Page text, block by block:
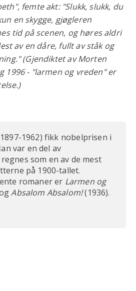
femte akt: "Slukk, slukk, du
en skygge, gjøgleren
tid på scenen, og høres aldri
av en dåre, fullt av ståk og
(Gjendiktet av Morten
1996 - "larmen og vreden" er
1962) fikk nobelprisen i
var en del av
som en av de mest
på 1900-tallet.
romaner er Larmen og
Absalom Absalom!(1936).